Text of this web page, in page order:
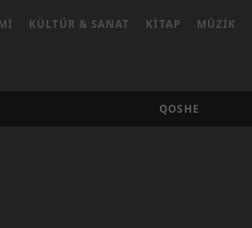
KÜLTÜR & SANAT KITAP MÜZIK
QOSHE